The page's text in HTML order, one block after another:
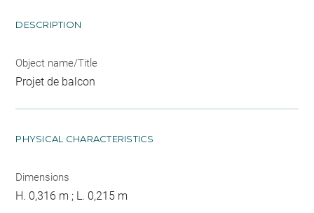
DESCRIPTION
Object name/Title
Projet de balcon
PHYSICAL CHARACTERISTICS
Dimensions
H. 0,316 m ; L. 0,215 m